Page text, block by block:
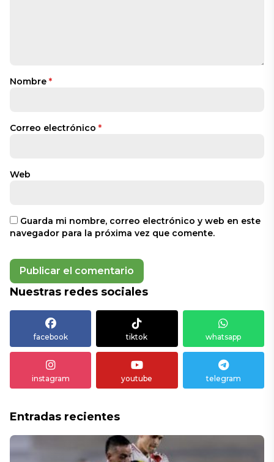
Nombre *
Correo electrónico *
Web
Guarda mi nombre, correo electrónico y web en este
navegador para la próxima vez que comente.
Nuestras redes sociales
facebook tiktok whatsapp
instagram youtube telegram
Entradas recientes